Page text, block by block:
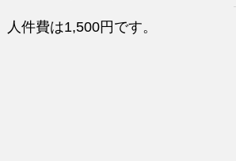
件費は1,500円です。